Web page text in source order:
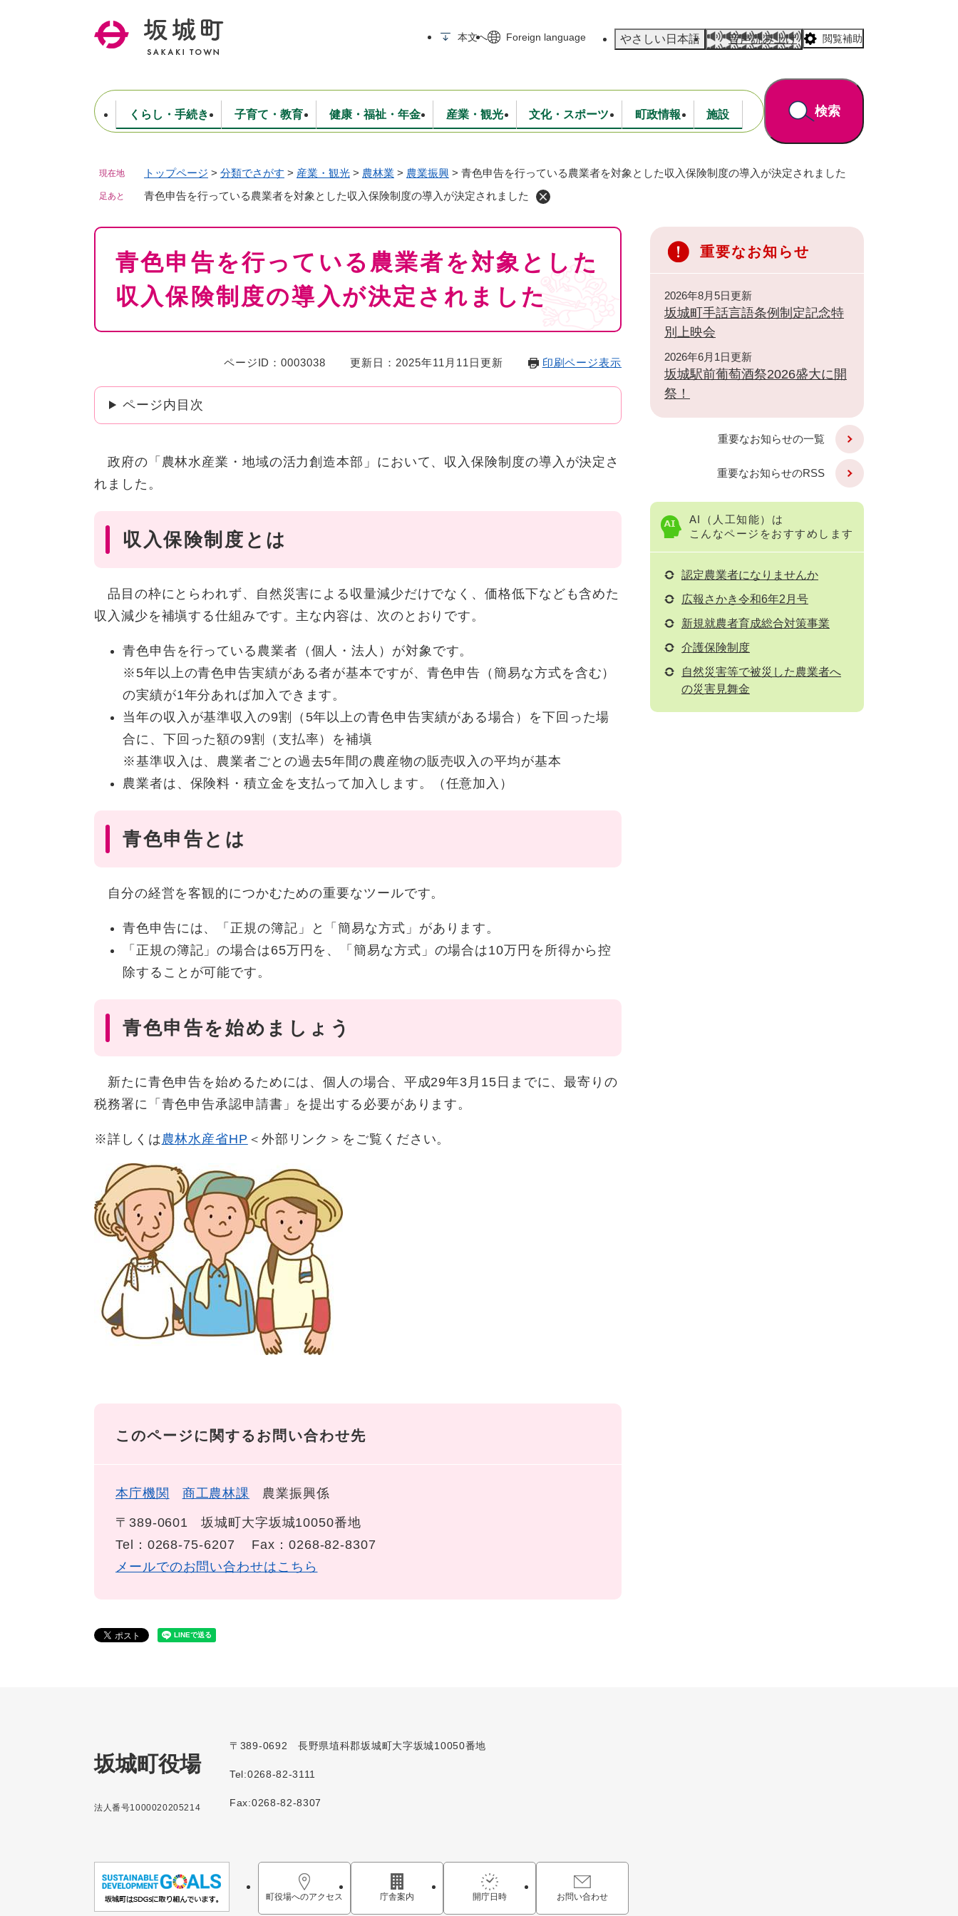
本文へ Foreign language やさしい日本語 音声読み上げ 閲覧補助
くらし・手続き
住民票・戸籍・証明 防災・行政無線 消防・救急 生活環境
道路・公園
税金
ごみ・環境・衛生 上下水道 地域コミュニティ
子育て・教育
妊娠・出産・子育て 保育 学校・教育
健康・福祉・年金
健康・医療 福祉 保険・年金
産業・観光
商工業 農林業 入札・契約 観光・特産
文化・スポーツ
生涯学習・スポーツ 文化
町政情報
ようこそ町長室へ 坂城町について 統計情報 広報・広聴
財政
人事・採用・職員
選挙 行政
施設
公共施設
検索
現在地 トップページ > 分類でさがす > 産業・観光 > 農林業 > 農業振興 > 青色申告を行っている農業者を対象とした収入保険制度の導入が決定されました
足あと 青色申告を行っている農業者を対象とした収入保険制度の導入が決定されました
本
青色申告を行っている農業者を対象とした
収入保険制度の導入が決定されました
ページID：0003038 更新日：2025年11月11日更新 印刷ページ表示
ページ内目次
政府の「農林水産業・地域の活力創造本部」において、収入保険制度の導入が決定さ
れました。
収入保険制度とは
品目の枠にとらわれず、自然災害による収量減少だけでなく、価格低下なども含めた
収入減少を補塡する仕組みです。主な内容は、次のとおりです。
青色申告を行っている農業者（個人・法人）が対象です。
※5年以上の青色申告実績がある者が基本ですが、青色申告（簡易な方式を含む）
の実績が1年分あれば加入できます。
当年の収入が基準収入の9割（5年以上の青色申告実績がある場合）を下回った場
合に、下回った額の9割（支払率）を補塡
※基準収入は、農業者ごとの過去5年間の農産物の販売収入の平均が基本
農業者は、保険料・積立金を支払って加入します。（任意加入）
青色申告とは
自分の経営を客観的につかむための重要なツールです。
青色申告には、「正規の簿記」と「簡易な方式」があります。
「正規の簿記」の場合は65万円を、「簡易な方式」の場合は10万円を所得から控
除することが可能です。
青色申告を始めましょう
新たに青色申告を始めるためには、個人の場合、平成29年3月15日までに、最寄りの
税務署に「青色申告承認申請書」を提出する必要があります。
※詳しくは農林水産省HP ＜外部リンク＞ をご覧ください。
このページに関するお問い合わせ先
本庁機関 商工農林課 農業振興係
〒389-0601
坂城町大字坂城10050番地
Tel：0268-75-6207
Fax：0268-82-8307
メールでのお問い合わせはこちら
重要なお知らせ
2026年8月5日更新
坂城町手話言語条例制定記念特
別上映会
2026年6月1日更新
坂城駅前葡萄酒祭2026盛大に開
祭！
重要なお知らせの一覧
重要なお知らせのRSS
AI（人工知能）は
こんなページをおすすめします
認定農業者になりませんか
広報さかき令和6年2月号
新規就農者育成総合対策事業
介護保険制度
自然災害等で被災した農業者へ
の災害見舞金
坂城町役場
法人番号1000020205214
〒389-0692 長野県埴科郡坂城町大字坂城10050番地
Tel:0268-82-3111
Fax:0268-82-8307
町役場へのアクセス 庁舎案内 開庁日時 お問い合わせ